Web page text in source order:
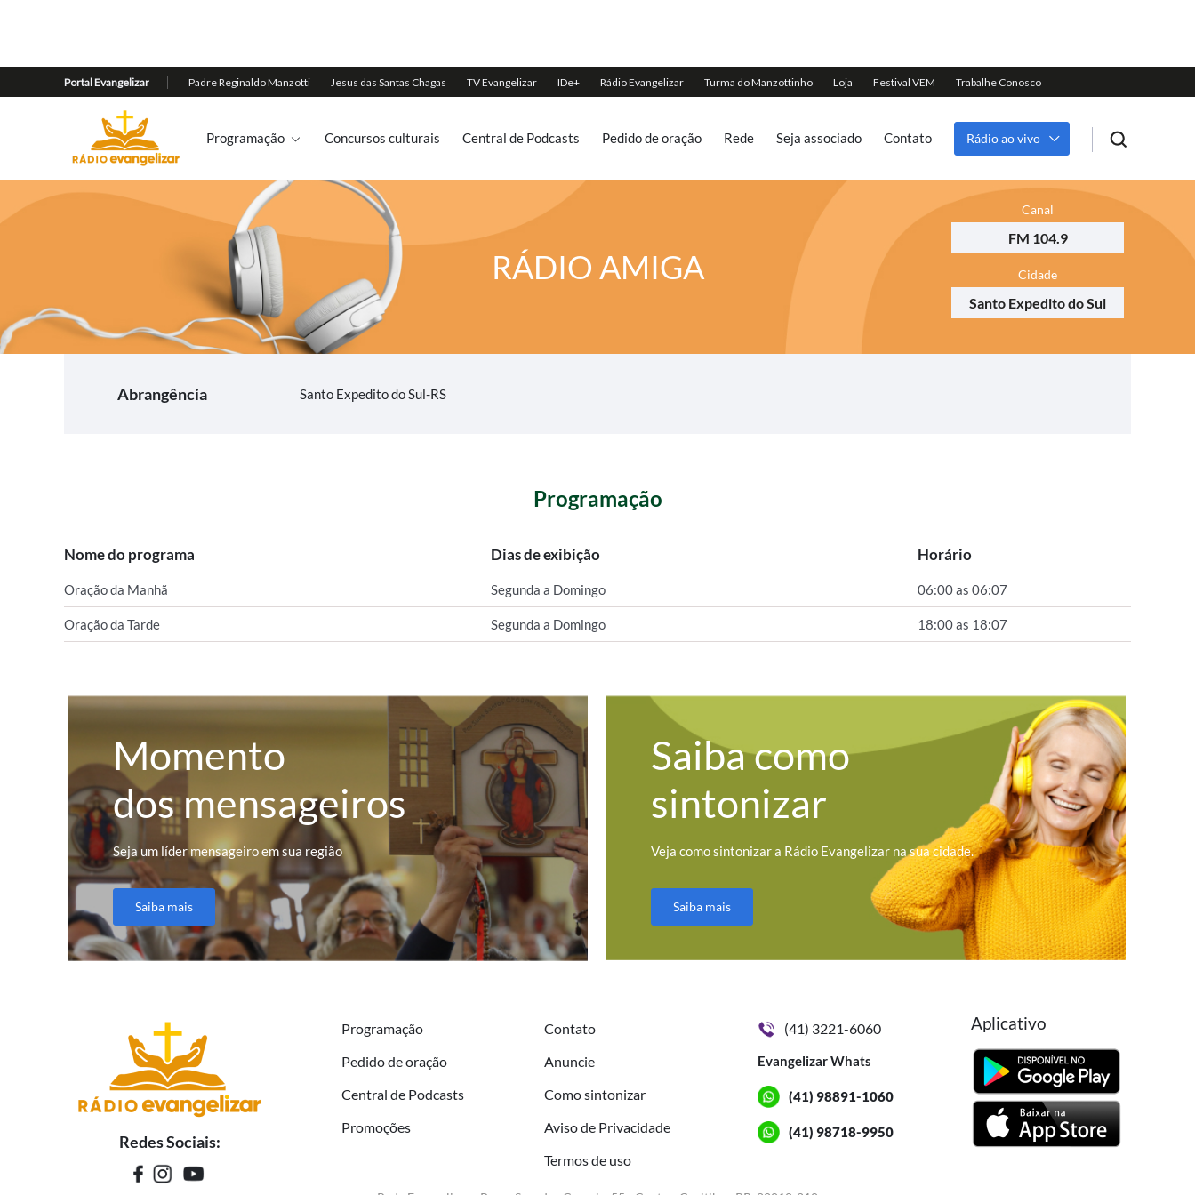
Programação Concursos culturais Central de Podcasts Pedido de oração Rede Seja associado Contato Rádio ao vivo
RÁDIO AMIGA
Canal
FM 104.9
Cidade
Santo Expedito do Sul
Abrangência Santo Expedito do Sul-RS
Programação
Nome do programa Dias de exibição Horário
Oração da Manhã Segunda a Domingo 06:00 as 06:07
Oração da Tarde Segunda a Domingo 18:00 as 18:07
Momento
dos mensageiros
Seja um líder mensageiro em sua região
Saiba mais
Saiba como
sintonizar
Veja como sintonizar a Rádio Evangelizar na sua cidade.
Saiba mais
Redes Sociais:
Programação
Pedido de oração
Central de Podcasts
Promoções
Contato
Anuncie
Como sintonizar
Aviso de Privacidade
Termos de uso
(41) 3221-6060
Evangelizar Whats
(41) 98891-1060
(41) 98718-9950
Aplicativo